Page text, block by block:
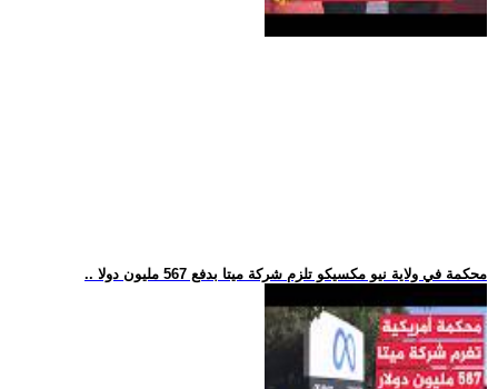
.. محكمة في ولاية نيو مكسيكو تلزم شركة ميتا بدفع 567 مليون دولا